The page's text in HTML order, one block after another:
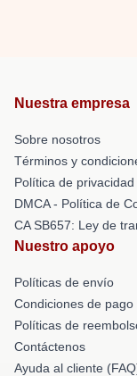
Nuestra empresa
Sobre nosotros
Términos y
Política de privacidad
DMCA - Política de
CA SB657: Ley de
Nuestro apoyo
Políticas de envío
Condiciones de pago
Políticas de
Contáctenos
Ayuda al cliente